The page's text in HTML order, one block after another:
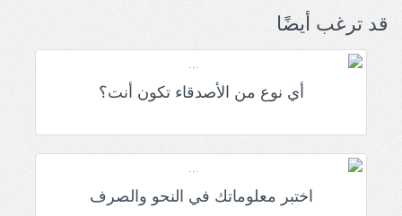
قد ترغب أيضًا
أي نوع من الأصدقاء تكون أنت؟
اختبر معلوماتك في النحو والصرف